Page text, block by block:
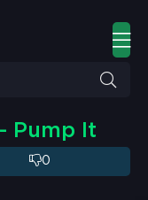
- Pump It
0